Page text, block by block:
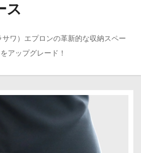
ス
サワ）エプロンの革新的な収納スペー
アップグレード！